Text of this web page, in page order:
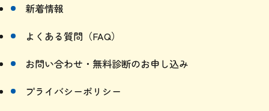
新着情報
よくある質問（FAQ）
お問い合わせ・無料診断のお申し込み
プライバシーポリシー